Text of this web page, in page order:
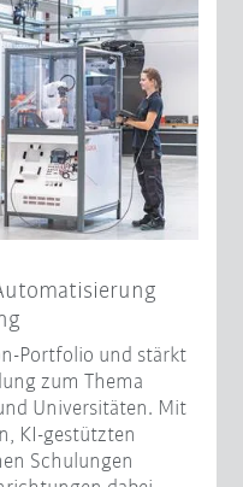
Portfolio und stärkt
zum Thema
Universitäten. Mit
KI-gestützten
Schulungen